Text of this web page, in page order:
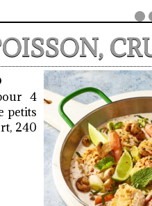
4
petits
240